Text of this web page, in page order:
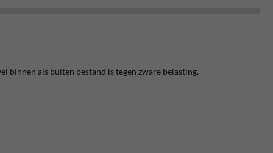
binnen als buiten bestand is tegen zware belasting.